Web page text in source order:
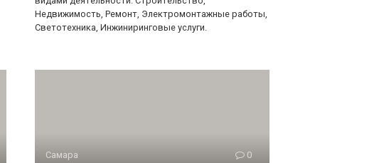
Недвижимость, Ремонт, Электромонтажные работы,
Светотехника, Инжиниринговые услуги.
Самара 0